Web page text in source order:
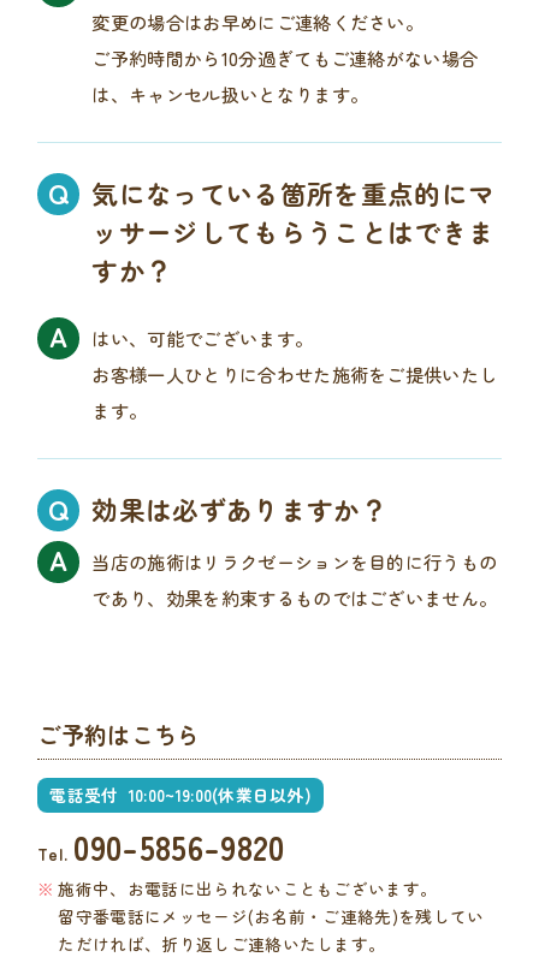
変更の場合はお早めにご連絡ください。
ご予約時間から10分過ぎてもご連絡がない場合
は、キャンセル扱いとなります。
気になっている箇所を重点的にマ
ッサージしてもらうことはできま
すか？
はい、可能でございます。
お客様一人ひとりに合わせた施術をご提供いたし
ます。
効果は必ずありますか？
当店の施術はリラクゼーションを目的に行うもの
であり、効果を約束するものではございません。
ご予約はこちら
電話受付 10:00~19:00(休業日以外)
Tel. 090-5856-9820
施術中、お電話に出られないこともございます。
留守番電話にメッセージ(お名前・ご連絡先)を残してい
ただければ、折り返しご連絡いたします。